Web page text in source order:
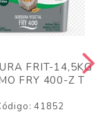
FRIT-14,5KG
FRY 400-Z T
41852